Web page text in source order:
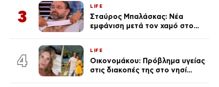
3
LIFE
Σταύρος Μπαλάσκας: Νέα
εμφάνιση μετά τον χαμό στο
4
LIFE
Οικονομάκου: Πρόβλημα υγείας
στις διακοπές της στο νησί